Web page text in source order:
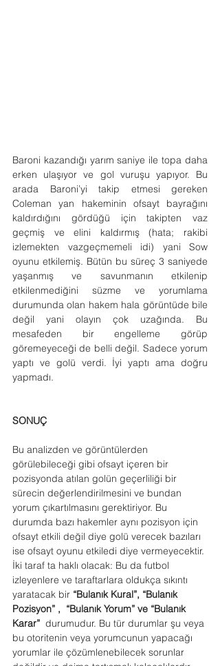
Baroni kazandığı yarım saniye ile topa daha
erken ulaşıyor ve gol vuruşu yapıyor. Bu
arada Baroni’yi takip etmesi gereken
Coleman yan hakeminin ofsayt bayrağını
kaldırdığını gördüğü için takipten vaz
geçmiş ve elini kaldırmış (hata; rakibi
izlemekten vazgeçmemeli idi) yani Sow
oyunu etkilemiş. Bütün bu süreç 3 saniyede
yaşanmış ve savunmanın etkilenip
etkilenmediğini süzme ve yorumlama
durumunda olan hakem hala görüntüde bile
değil yani olayın çok uzağında. Bu
mesafeden bir engelleme görüp
göremeyeceği de belli değil. Sadece yorum
yaptı ve golü verdi. İyi yaptı ama doğru
yapmadı.
SONUÇ
Bu analizden ve görüntülerden
görülebileceği gibi ofsayt içeren bir
pozisyonda atılan golün geçerliliği bir
sürecin değerlendirilmesini ve bundan
yorum çıkartılmasını gerektiriyor. Bu
durumda bazı hakemler aynı pozisyon için
ofsayt etkili değil diye golü verecek bazıları
ise ofsayt oyunu etkiledi diye vermeyecektir.
İki taraf ta haklı olacak: Bu da futbol
izleyenlere ve taraftarlara oldukça sıkıntı
yaratacak bir “Bulanık Kural”, “Bulanık
Pozisyon” ,  “Bulanık Yorum” ve “Bulanık
Karar” durumudur. Bu tür durumlar şu veya
bu otoritenin veya yorumcunun yapacağı
yorumlar ile çözümlenebilecek sorunlar